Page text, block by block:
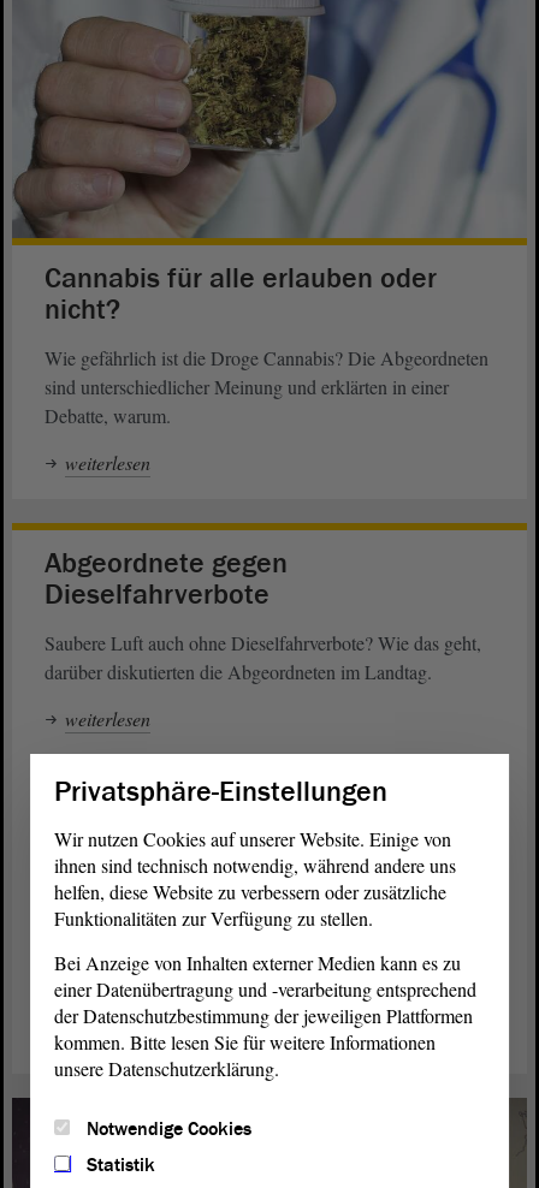
Cannabis für alle erlauben oder
nicht?
Wie gefährlich ist die Droge Cannabis? Die Abgeordneten
sind unterschiedlicher Meinung und erklärten in einer
Debatte, warum.
weiterlesen
Abgeordnete gegen
Dieselfahrverbote
Saubere Luft auch ohne Dieselfahrverbote? Wie das geht,
darüber diskutierten die Abgeordneten im Landtag.
weiterlesen
Privatsphäre-Einstellungen
Wir nutzen Cookies auf unserer Website. Einige von
ihnen sind technisch notwendig, während andere uns
helfen, diese Website zu verbessern oder zusätzliche
Funktionalitäten zur Verfügung zu stellen.
Bei Anzeige von Inhalten externer Medien kann es zu
einer Datenübertragung und -verarbeitung entsprechend
der Datenschutzbestimmung der jeweiligen Plattformen
kommen. Bitte lesen Sie für weitere Informationen
unsere Datenschutzerklärung.
Notwendige Cookies
Statistik